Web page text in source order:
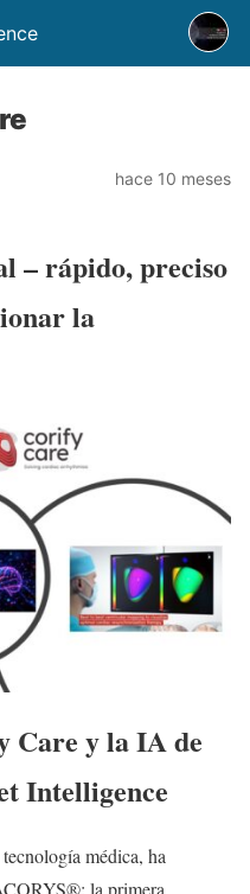
hace 10 meses
– rápido, preciso
la
Care y la IA de
Intelligence
médica, ha
la primera